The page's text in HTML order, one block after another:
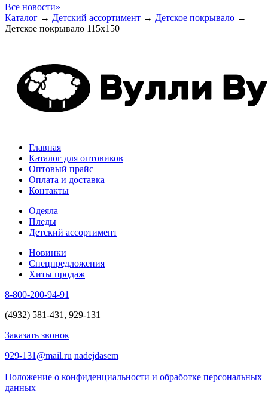
Все новости»
Каталог → Детский ассортимент → Детское покрывало →
Детское покрывало 115х150
Главная
Каталог для оптовиков
Оптовый прайс
Оплата и доставка
Контакты
Одеяла
Пледы
Детский ассортимент
Новинки
Спецпредложения
Хиты продаж
8-800-200-94-91
(4932) 581-431, 929-131
Заказать звонок
929-131@mail.ru nadejdasem
Положение о конфиденциальности и обработке персональных
данных